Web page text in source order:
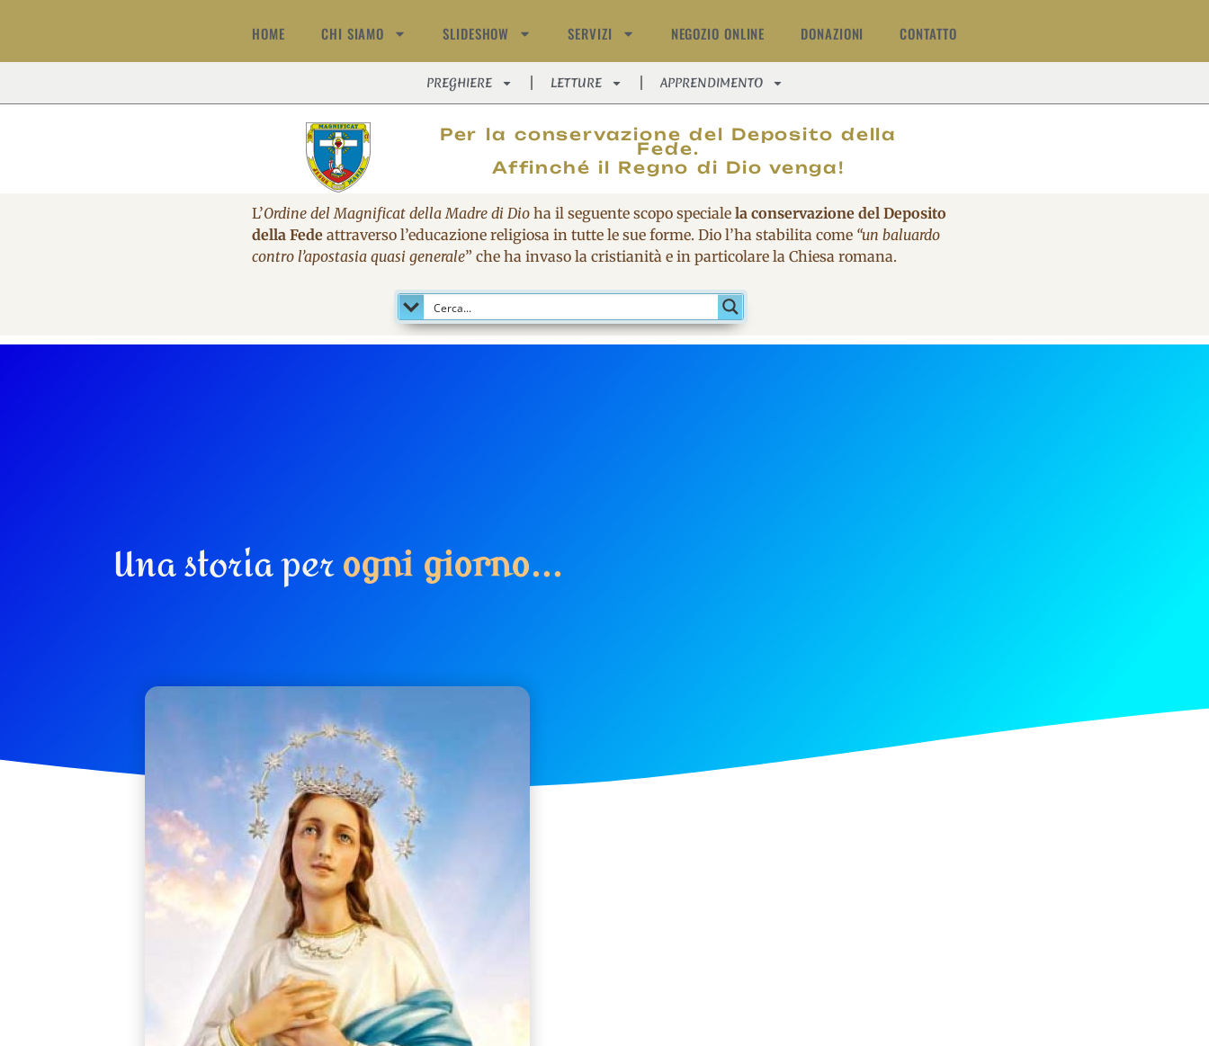
HOME CHI SIAMO SLIDESHOW SERVIZI NEGOZIO ONLINE DONAZIONI CONTATTO
PREGHIERE LETTURE APPRENDIMENTO
Per la conservazione del Deposito della
Fede.
Affinché il Regno di Dio venga!
MAGNIFICO
L’Ordine del Magnificat della Madre di Dio ha il seguente scopo speciale la conservazione del Deposito
della Fede attraverso l’educazione religiosa in tutte le sue forme. Dio l’ha stabilita come “un baluardo
contro l’apostasia quasi generale” che ha invaso la cristianità e in particolare la Chiesa romana.
Una storia per ogni giorno...